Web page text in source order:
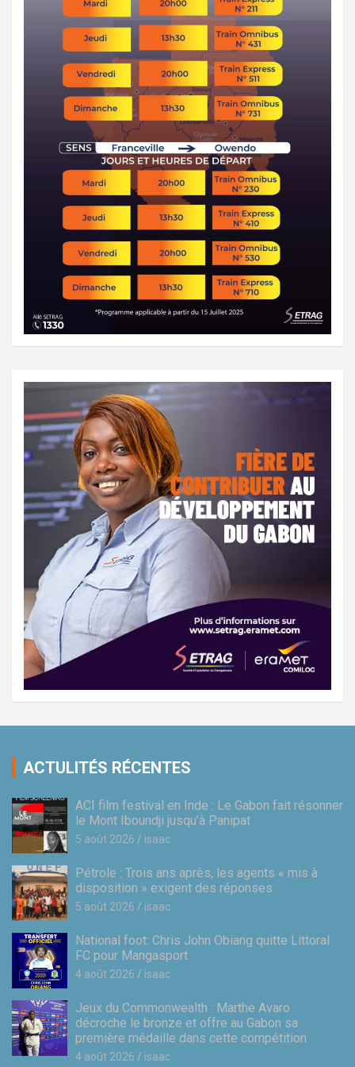
ACTULITÉS RÉCENTES
ACI film festival en Inde : Le Gabon fait résonner
le Mont Iboundji jusqu’à Panipat
5 août 2026 isaac
Pétrole : Trois ans après, les agents « mis à
disposition » exigent des réponses
5 août 2026 isaac
National foot: Chris John Obiang quitte Littoral
FC pour Mangasport
4 août 2026 isaac
Jeux du Commonwealth : Marthe Avaro
décroche le bronze et offre au Gabon sa
première médaille dans cette compétition
4 août 2026 isaac